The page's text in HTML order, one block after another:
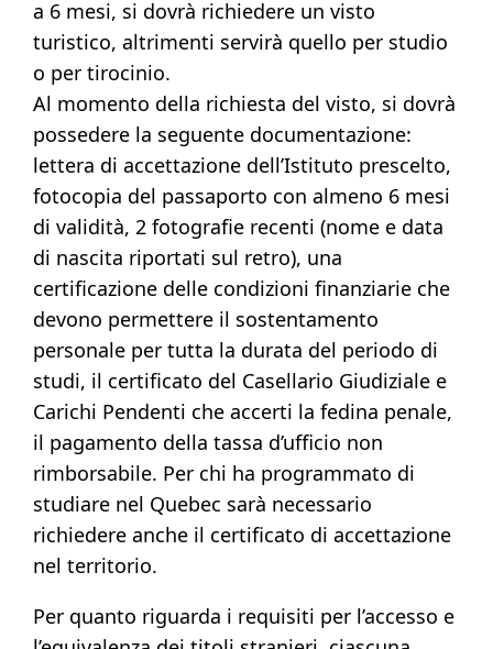
a 6 mesi, si dovrà richiedere un visto
turistico, altrimenti servirà quello per studio
o per tirocinio.
Al momento della richiesta del visto, si dovrà
possedere la seguente documentazione:
lettera di accettazione dell’Istituto prescelto,
fotocopia del passaporto con almeno 6 mesi
di validità, 2 fotografie recenti (nome e data
di nascita riportati sul retro), una
certificazione delle condizioni finanziarie che
devono permettere il sostentamento
personale per tutta la durata del periodo di
studi, il certificato del Casellario Giudiziale e
Carichi Pendenti che accerti la fedina penale,
il pagamento della tassa d’ufficio non
rimborsabile. Per chi ha programmato di
studiare nel Quebec sarà necessario
richiedere anche il certificato di accettazione
nel territorio.
Per quanto riguarda i requisiti per l’accesso e